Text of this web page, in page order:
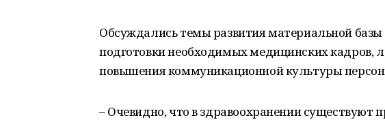
Обсуждались темы развития материальной
подготовки необходимых медицинских кадров,
повышения коммуникационной культуры
– Очевидно, что в здравоохранении существуют